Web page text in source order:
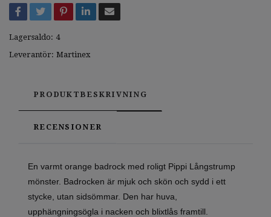
Lagersaldo: 4
Leverantör: Martinex
PRODUKTBESKRIVNING
RECENSIONER
En varmt orange badrock med roligt Pippi Långstrump
mönster. Badrocken är mjuk och skön och sydd i ett
stycke, utan sidsömmar. Den har huva,
upphängningsögla i nacken och blixtlås framtill.